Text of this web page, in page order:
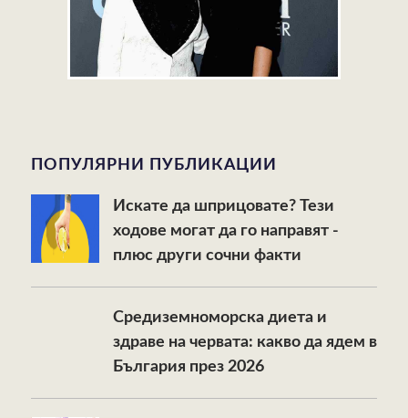
ПОПУЛЯРНИ ПУБЛИКАЦИИ
Искате да шприцовате? Тези
ходове могат да го направят -
плюс други сочни факти
Средиземноморска диета и
здраве на червата: какво да ядем в
България през 2026